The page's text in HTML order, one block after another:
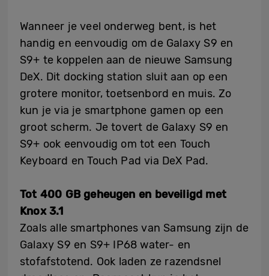
Wanneer je veel onderweg bent, is het
handig en eenvoudig om de Galaxy S9 en
S9+ te koppelen aan de nieuwe Samsung
DeX. Dit docking station sluit aan op een
grotere monitor, toetsenbord en muis. Zo
kun je via je smartphone gamen op een
groot scherm. Je tovert de Galaxy S9 en
S9+ ook eenvoudig om tot een Touch
Keyboard en Touch Pad via DeX Pad.
Tot 400 GB geheugen en beveiligd met
Knox 3.1
Zoals alle smartphones van Samsung zijn de
Galaxy S9 en S9+ IP68 water- en
stofafstotend. Ook laden ze razendsnel